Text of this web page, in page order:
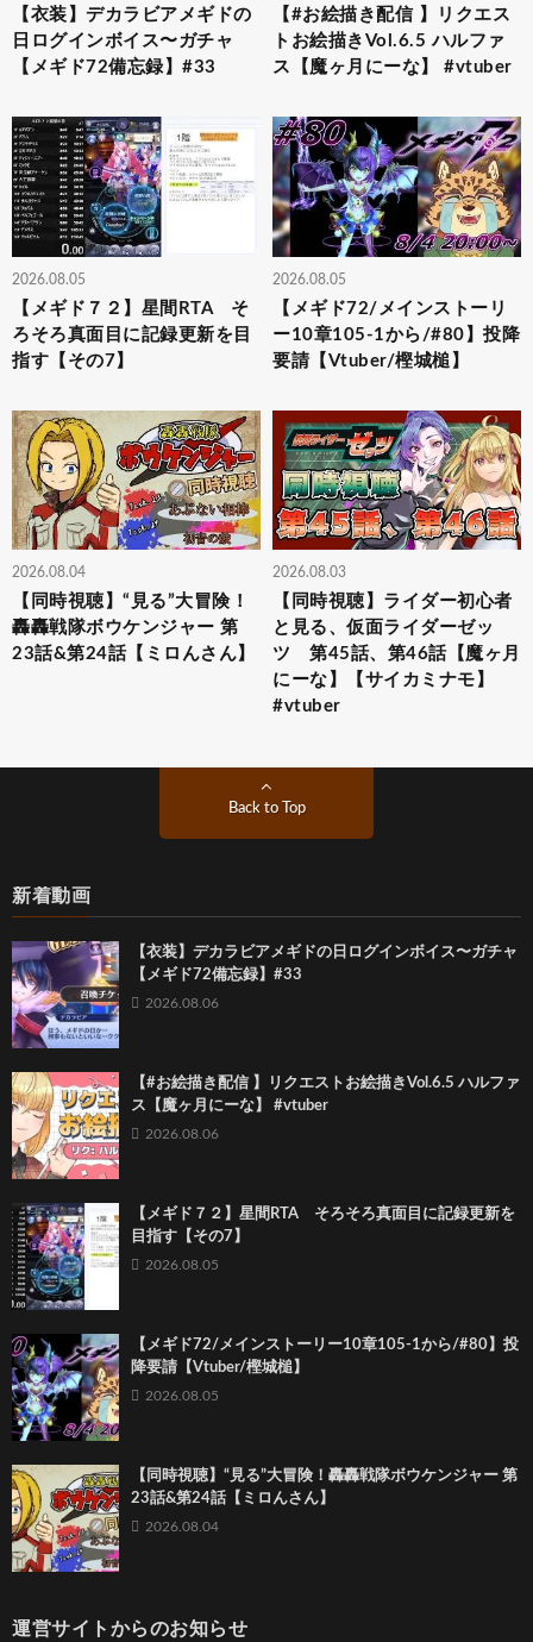
【衣装】デカラビアメギドの
日ログインボイス〜ガチャ
【メギド72備忘録】#33
【#お絵描き配信 】リクエス
トお絵描きVol.6.5 ハルファ
ス【魔ヶ月にーな】 #vtuber
2026.08.05
【メギド７２】星間RTA そ
ろそろ真面目に記録更新を目
指す【その7】
2026.08.05
【メギド72/メインストーリ
ー10章105-1から/#80】投降
要請【Vtuber/樫城槌】
2026.08.04
【同時視聴】“見る”大冒険！
轟轟戦隊ボウケンジャー 第
23話&第24話【ミロんさん】
2026.08.03
【同時視聴】ライダー初心者
と見る、仮面ライダーゼッ
ツ 第45話、第46話【魔ヶ月
にーな】【サイカミナモ】
#vtuber
Back to Top
新着動画
【衣装】デカラビアメギドの日ログインボイス〜ガチャ
【メギド72備忘録】#33
2026.08.06
【#お絵描き配信 】リクエストお絵描きVol.6.5 ハルファ
ス【魔ヶ月にーな】 #vtuber
2026.08.06
【メギド７２】星間RTA そろそろ真面目に記録更新を
目指す【その7】
2026.08.05
【メギド72/メインストーリー10章105-1から/#80】投
降要請【Vtuber/樫城槌】
2026.08.05
【同時視聴】“見る”大冒険！轟轟戦隊ボウケンジャー 第
23話&第24話【ミロんさん】
2026.08.04
運営サイトからのお知らせ